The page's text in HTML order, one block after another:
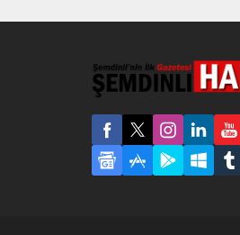
13’ü kabul edilmişti. Bu
arasında 7 Haziran’dan